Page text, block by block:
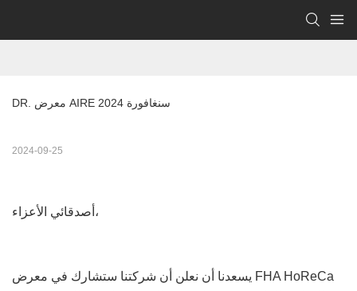
DR. معرض AIRE 2024 سنغافورة
2024-09-25
أصدقائي الأعزاء،
يسعدنا أن نعلن أن شركتنا ستشارك في معرض FHA HoReCa